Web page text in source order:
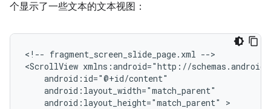
个显示了一些文本的文本视图：
<!-- fragment_screen_slide_page.xml -->
<ScrollView
android:layout_height="match_parent"
>